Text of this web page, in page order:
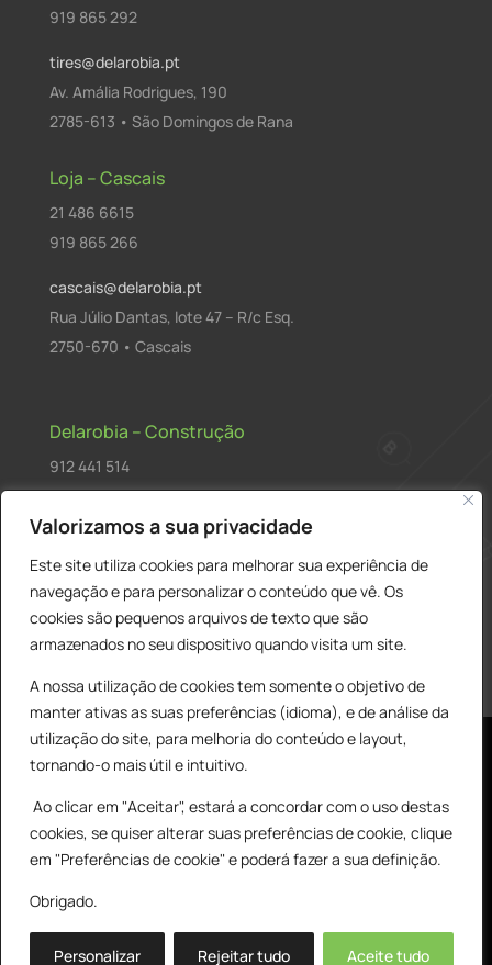
Valorizamos a sua privacidade
Este site utiliza cookies para melhorar sua experiência de
navegação e para personalizar o conteúdo que vê. Os
cookies são pequenos arquivos de texto que são
armazenados no seu dispositivo quando visita um site.
A nossa utilização de cookies tem somente o objetivo de
manter ativas as suas preferências (idioma), e de análise da
utilização do site, para melhoria do conteúdo e layout,
tornando-o mais útil e intuitivo.
Ao clicar em "Aceitar", estará a concordar com o uso destas
cookies, se quiser alterar suas preferências de cookie, clique
em "Preferências de cookie" e poderá fazer a sua definição.
Obrigado.
Personalizar Rejeitar tudo Aceite tudo
919 865 292
tires@delarobia.pt
Av. Amália Rodrigues, 190
2785-613 • São Domingos de Rana
Loja – Cascais
21 486 6615
919 865 266
cascais@delarobia.pt
Rua Júlio Dantas, lote 47 – R/c Esq.
2750-670 • Cascais
Delarobia – Construção
912 441 514
R. António Andrade, 1171
2820-287 • Charneca de Caparica
Products
search PESQUISAR
© All Copyright 2025 by Delarobia.pt 0